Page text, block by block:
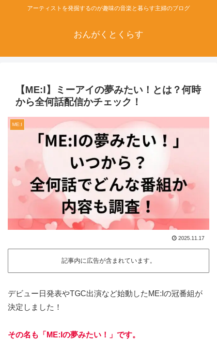
アーティストを発掘するのが趣味の音楽と暮らす主婦のブログ
おんがくとくらす
【ME:I】ミーアイの夢みたい！とは？何時
から全何話配信かチェック！
ME:I
2025.11.17
記事内に広告が含まれています。
デビュー日発表やTGC出演など始動したME:Iの冠番組が
決定しました！
その名も「ME:Iの夢みたい！」です。